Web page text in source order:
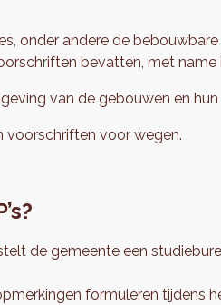
onder andere de
bevatten, met name
van de gebouwen en
voorschriften voor wegen.
de gemeente een
formuleren tijdens